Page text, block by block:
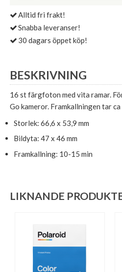
Alltid fri frakt!
Snabba leveranser!
30 dagars öppet köp!
BESKRIVNING
16 st färgfoton med vita ramar.
Go kameror. Framkallningen tar
Storlek: 66,6 x 53,9 mm
Bildyta: 47 x 46 mm
Framkallning: 10-15 min
LIKNANDE